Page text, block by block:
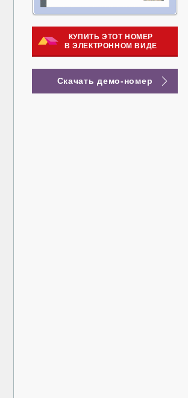
КУПИТЬ ЭТОТ НОМЕР
В ЭЛЕКТРОННОМ ВИДЕ
Скачать демо-номер